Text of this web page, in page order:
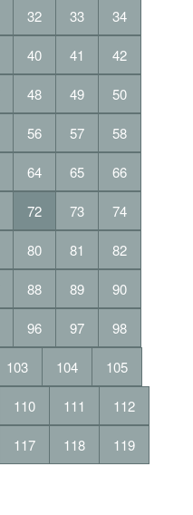
32 33 34
40 41 42
48 49 50
56 57 58
64 65 66
72 73 74
80 81 82
88 89 90
96 97 98
103 104 105
110 111 112
117 118 119